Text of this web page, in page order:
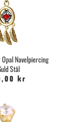
Navelpiercing
Stål
kr